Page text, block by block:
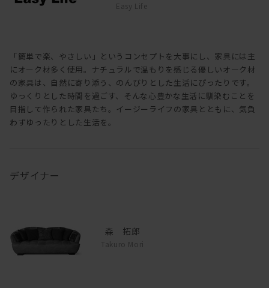
Easy Life
「簡単で楽、やさしい」というコンセプトを大事にし、家具には主
にオーク材多く使用。ナチュラルで温もりを感じる優しいオーク材
の家具は、自然に寄り添う、のんびりとした生活にぴったりです。
ゆっくりとした時間を過ごす、そんな心豊かな生活に馴染むことを
目指して作られた家具たち。イージーライフの家具とともに、気負
わずゆったりとした生活を。
デザイナー
森 拓郎
Takuro Mori